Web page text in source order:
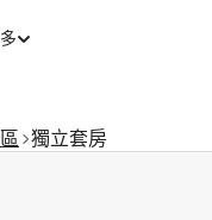
獨立套房